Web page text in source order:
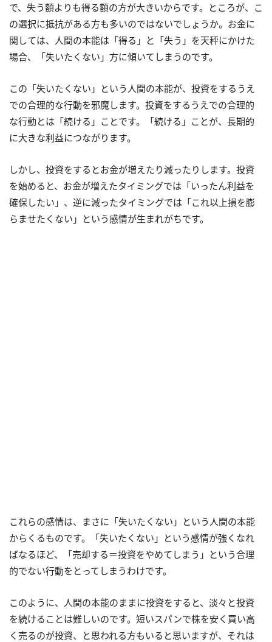
で、失う額よりも得る額の方が大きいからです。ところが、こ
の選択に抵抗がある方も多いのではないでしょうか。お金に
関しては、人間の本能は「得る」と「失う」を天秤にかけた
場合、「失いたくない」方に傾いてしまうのです。
この「失いたくない」という人間の本能が、投資をするうえ
での合理的な行動を邪魔します。投資をするうえでの合理的
な行動とは「続ける」ことです。「続ける」ことが、長期的
に大きな利益につながります。
しかし、投資をするとお金が増えたり減ったりします。投資
を始めると、お金が増えたタイミングでは「いったん利益を
確保したい」、逆に減ったタイミングでは「これ以上損を膨
らませたくない」という感情が生まれがちです。
これらの感情は、まさに「失いたくない」という人間の本能
からくるものです。「失いたくない」という感情が強くなれ
ばなるほど、「売却する＝投資をやめてしまう」という合理
的でない行動をとってしまうわけです。
このように、人間の本能のままに投資をすると、淡々と投資
を続けることは難しいのです。短いスパンで株を安く買い高
く売るのが投資、と思われる方もいると思いますが、それは